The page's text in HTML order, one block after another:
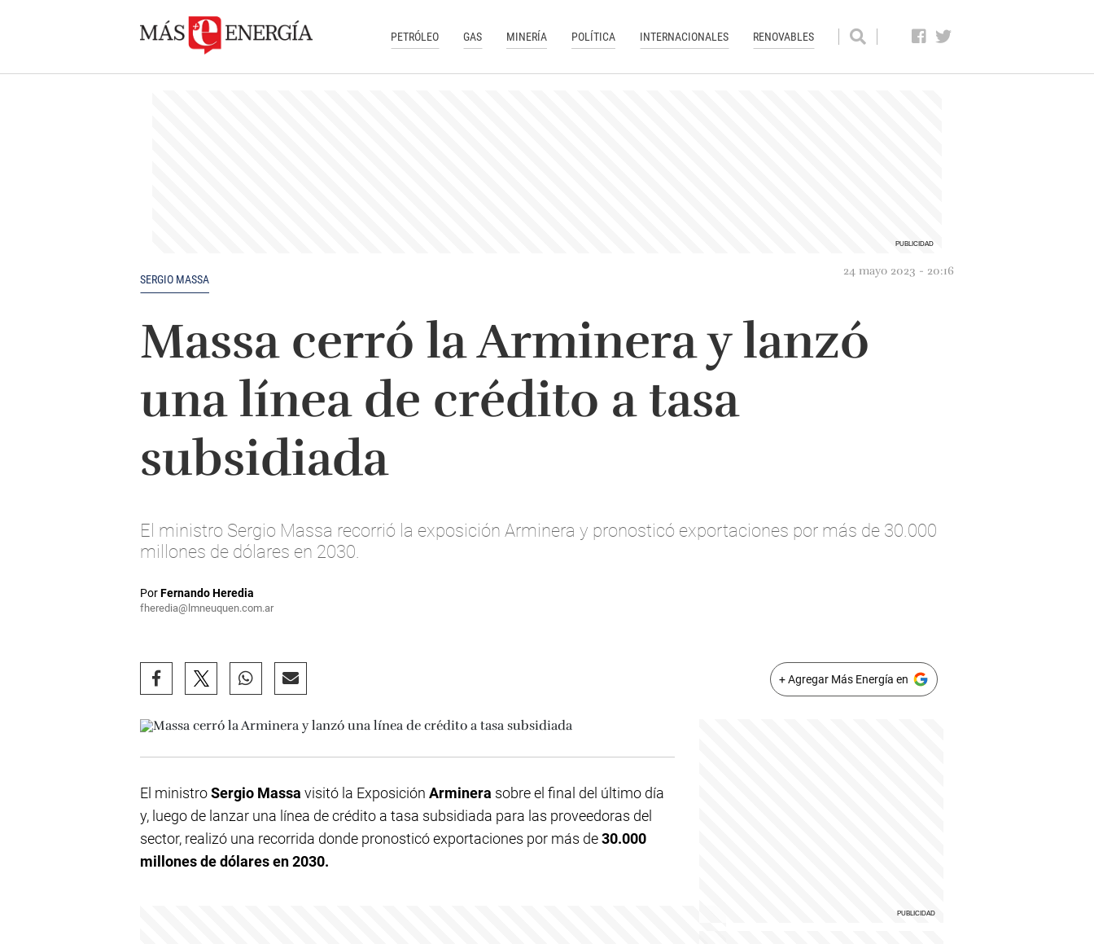
PETRÓLEO GAS MINERÍA POLÍTICA INTERNACIONALES RENOVABLES
SERGIO MASSA
24 mayo 2023 - 20:16
Massa cerró la Arminera y lanzó
una línea de crédito a tasa
subsidiada
El ministro Sergio Massa recorrió la exposición Arminera y pronosticó exportaciones por más de 30.000
millones de dólares en 2030.
PorFernando Heredia
fheredia@lmneuquen.com.ar
+ Agregar Más Energía en
El ministroSergio Massa visitó la Exposición Arminera sobre el final del último día
y, luego de lanzar una línea de crédito a tasa subsidiada para las proveedoras del
sector, realizó una recorrida donde pronosticó exportaciones por más de30.000
millones de dólares en 2030.